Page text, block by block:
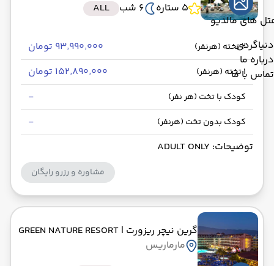
های مالدیو
دنیاگردی
درباره ما
تماس با ما
5 ستاره
6 شب ALL
2 تخته (هرنفر) ۹۳٬۹۹۰٬۰۰۰ تومان
1 تخته (هرنفر) ۱۵۲٬۸۹۰٬۰۰۰ تومان
کودک با تخت (هر نفر) -
کودک بدون تخت (هرنفر)
-
توضیحات: ADULT ONLY
مشاوره و رزرو رایگان
گرین نیچر ریزورت | GREEN NATURE RESORT
مارماریس